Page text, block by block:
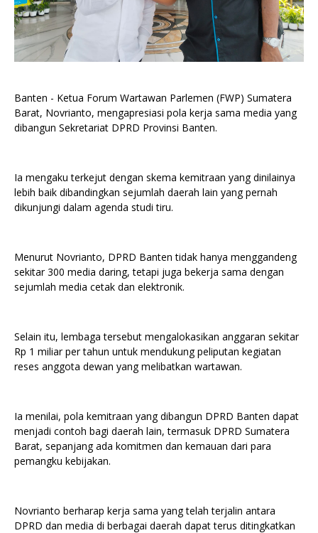
Banten - Ketua Forum Wartawan Parlemen (FWP) Sumatera
Barat, Novrianto, mengapresiasi pola kerja sama media yang
dibangun Sekretariat DPRD Provinsi Banten.
Ia mengaku terkejut dengan skema kemitraan yang dinilainya
lebih baik dibandingkan sejumlah daerah lain yang pernah
dikunjungi dalam agenda studi tiru.
Menurut Novrianto, DPRD Banten tidak hanya menggandeng
sekitar 300 media daring, tetapi juga bekerja sama dengan
sejumlah media cetak dan elektronik.
Selain itu, lembaga tersebut mengalokasikan anggaran sekitar
Rp 1 miliar per tahun untuk mendukung peliputan kegiatan
reses anggota dewan yang melibatkan wartawan.
Ia menilai, pola kemitraan yang dibangun DPRD Banten dapat
menjadi contoh bagi daerah lain, termasuk DPRD Sumatera
Barat, sepanjang ada komitmen dan kemauan dari para
pemangku kebijakan.
Novrianto berharap kerja sama yang telah terjalin antara
DPRD dan media di berbagai daerah dapat terus ditingkatkan